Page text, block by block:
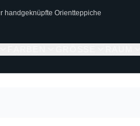
handgeknüpfte Orientteppiche